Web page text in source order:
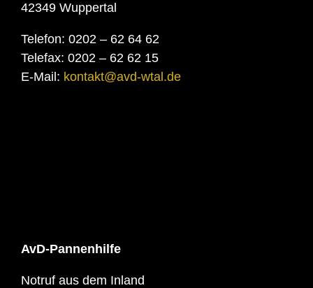
42349 Wuppertal
Telefon: 0202 – 62 64 62
Telefax: 0202 – 62 62 15
E-Mail: kontakt@avd-wtal.de
AvD-Pannenhilfe
Notruf aus dem Inland